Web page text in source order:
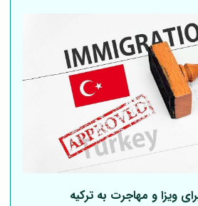
ویزا و مهاجرت به ترکیه